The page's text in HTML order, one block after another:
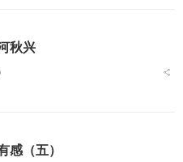
秋兴
感（五）